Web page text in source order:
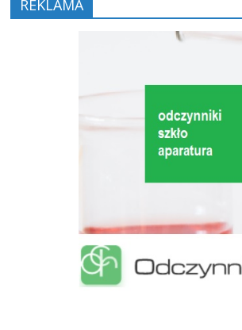
REKLAMA